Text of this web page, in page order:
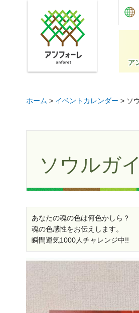
アンフォーレ
ア
ホーム > イベントカレンダー > ソ
ソウルガ
あなたの魂の色は何色かしら？
魂の色感性をお伝えします。
瞬間運気1000人チャレンジ中!!